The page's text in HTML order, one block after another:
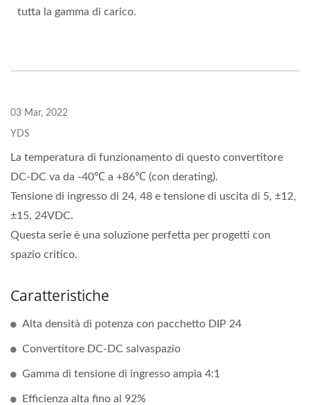
tutta la gamma di carico.
03 Mar, 2022
YDS
La temperatura di funzionamento di questo convertitore
DC-DC va da -40℃ a +86℃ (con derating).
Tensione di ingresso di 24, 48 e tensione di uscita di 5, ±12,
±15, 24VDC.
Questa serie è una soluzione perfetta per progetti con
spazio critico.
Caratteristiche
Alta densità di potenza con pacchetto DIP 24
Convertitore DC-DC salvaspazio
Gamma di tensione di ingresso ampia 4:1
Efficienza alta fino al 92%